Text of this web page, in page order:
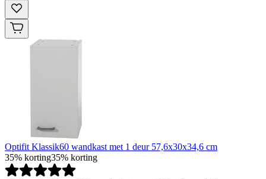
Optifit Klassik60 wandkast met 1 deur 57,6x30x34,6 cm
35% korting35% korting